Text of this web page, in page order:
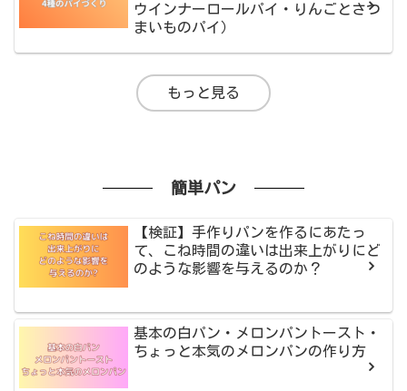
ウインナーロールパイ・りんごとさつ
まいものパイ）
もっと見る
簡単パン
【検証】手作りパンを作るにあたっ
て、こね時間の違いは出来上がりにど
のような影響を与えるのか？
基本の白パン・メロンパントースト・
ちょっと本気のメロンパンの作り方